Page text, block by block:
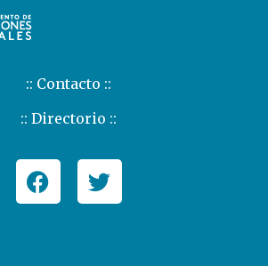
:: Contacto ::
:: Directorio ::